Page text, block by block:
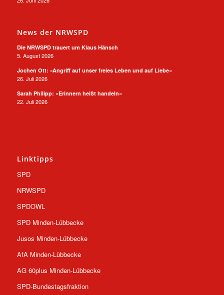
News der NRWSPD
Die NRWSPD trauert um Klaus Hänsch
5. August 2026
Jochen Ott: »Angriff auf unser freies Leben und auf Liebe«
26. Juli 2026
Sarah Philipp: »Erinnern heißt handeln«
22. Juli 2026
Linktipps
SPD
NRWSPD
SPDOWL
SPD Minden-Lübbecke
Jusos Minden-Lübbecke
AfA Minden-Lübbecke
AG 60plus Minden-Lübbecke
SPD-Bundestagsfraktion